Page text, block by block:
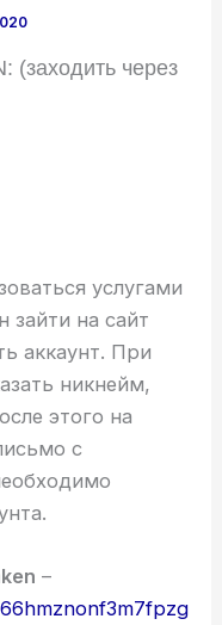
(заходить через
услугами
зайти на сайт
аккаунт. При
никнейм,
этого на
с
–